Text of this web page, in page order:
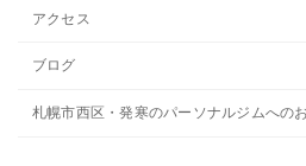
アクセス
ブログ
札幌市西区・発寒のパーソナルジムへの